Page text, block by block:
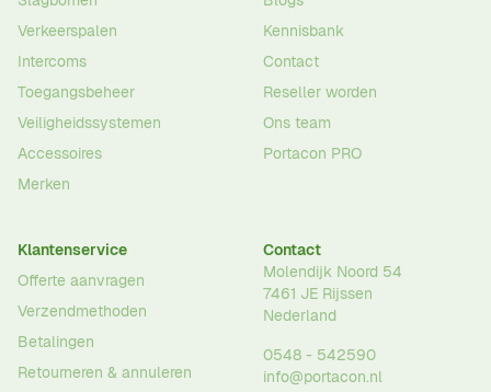
Verkeerspalen
Intercoms
Toegangsbeheer
Veiligheidssystemen
Accessoires
Merken
Kennisbank
Contact
Reseller worden
Ons team
Portacon PRO
Klantenservice
Offerte aanvragen
Verzendmethoden
Betalingen
Retourneren & annuleren
Contact
Molendijk Noord 54
7461 JE Rijssen
Nederland
0548 - 542590
info@portacon.nl